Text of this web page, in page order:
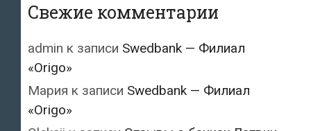
Свежие комментарии
admin к записи Swedbank — Филиал
«Origo»
Мария к записи Swedbank — Филиал
«Origo»